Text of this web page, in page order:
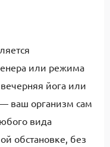
или режима
йога или
ваш организм сам
вида
обстановке, без